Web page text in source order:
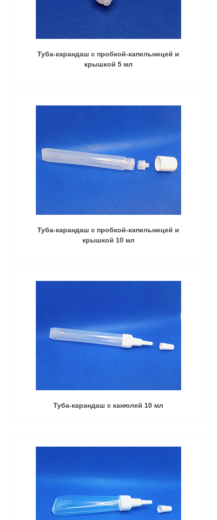
Туба-карандаш с пробкой-капельницей и
крышкой 5 мл
Туба-карандаш с пробкой-капельницей и
крышкой 10 мл
Туба-карандаш с канюлей 10 мл